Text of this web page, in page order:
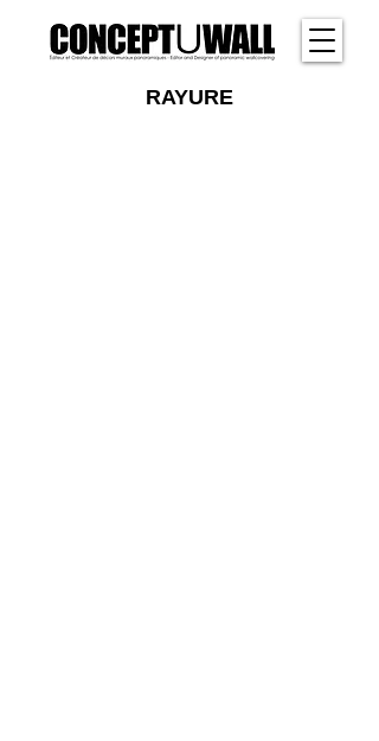
RAYURE